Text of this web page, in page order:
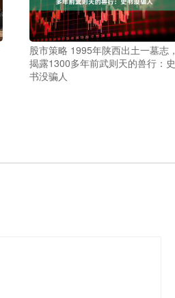
股市策略 1995年陕西出土一墓志，
揭露1300多年前武则天的兽行：史
书没骗人